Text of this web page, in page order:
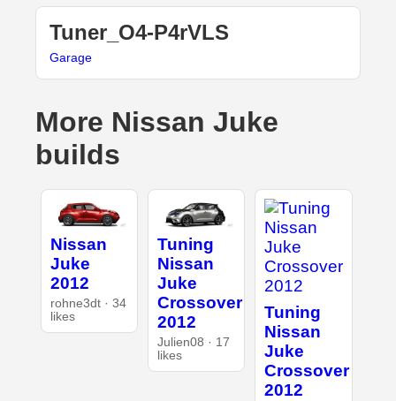
Tuner_O4-P4rVLS
Garage
More Nissan Juke
builds
Nissan
Juke
2012
rohne3dt · 34
likes
Tuning
Nissan
Juke
Crossover
2012
Julien08 · 17
likes
Tuning
Nissan
Juke
Crossover
2012